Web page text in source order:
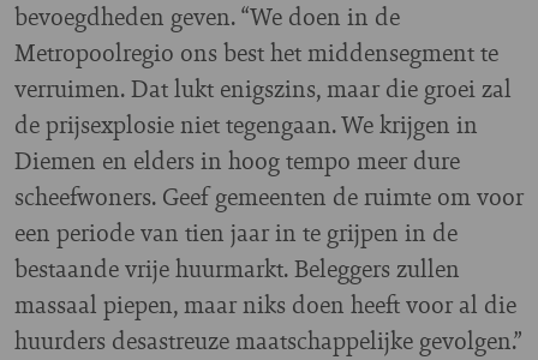
bevoegdheden geven. “We doen in de
Metropoolregio ons best het middensegment te
verruimen. Dat lukt enigszins, maar die groei zal
de prijsexplosie niet tegengaan. We krijgen in
Diemen en elders in hoog tempo meer dure
scheefwoners. Geef gemeenten de ruimte om voor
een periode van tien jaar in te grijpen in de
bestaande vrije huurmarkt. Beleggers zullen
massaal piepen, maar niks doen heeft voor al die
huurders desastreuze maatschappelijke gevolgen.”